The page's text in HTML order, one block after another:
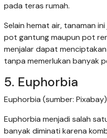
pada teras rumah.
Selain hemat air, tanaman
pot gantung maupun pot
menjalar dapat
tanpa memerlukan banyak
5. Euphorbia
Euphorbia (sumber: Pixabay)
Euphorbia menjadi salah
banyak diminati karena